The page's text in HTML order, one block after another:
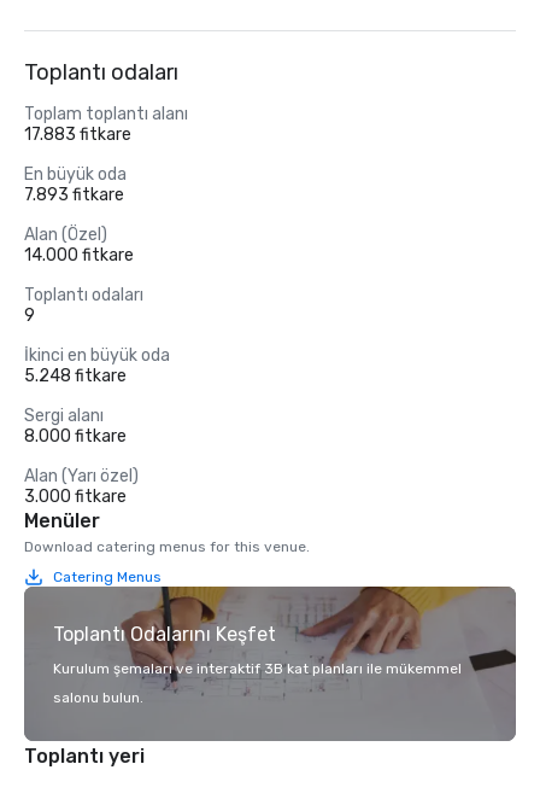
Toplantı odaları
Toplam toplantı alanı
17.883 fitkare
En büyük oda
7.893 fitkare
Alan (Özel)
14.000 fitkare
Toplantı odaları
9
İkinci en büyük oda
5.248 fitkare
Sergi alanı
8.000 fitkare
Alan (Yarı özel)
3.000 fitkare
Menüler
Download catering menus for this venue.
Catering Menus
Toplantı Odalarını Keşfet
Kurulum şemaları ve interaktif 3B kat planları ile mükemmel
salonu bulun.
Toplantı yeri